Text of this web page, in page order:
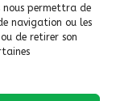
nous permettra de
navigation ou les
de retirer son